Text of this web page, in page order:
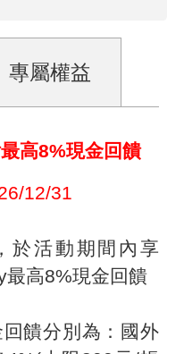
專屬權益
高8%現金回饋
12/31
於活動期間內享
高8%現金回饋
饋分別為：國外